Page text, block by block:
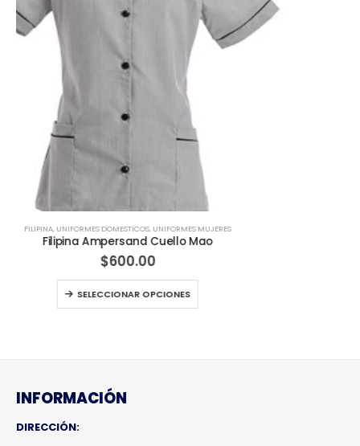
Este producto tiene múltiples variantes. Las opciones se pueden elegir en la página de producto
CONJUNTO,UNIFORMES DOMESTICOS,UNIFORMES MUJERES
Conjunto Signo cuello V
$
SELECCIONAR OPCIONES
INFORMACIÓN
DIRECCIÓN: